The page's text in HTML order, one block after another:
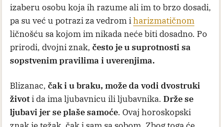
izaberu osobu koja ih razume ali im to brzo dosadi,
pa su već u potrazi za vedrom iharizmatičnom
ličnošću sa kojom im nikada neće biti dosadno. Po
prirodi, dvojni znak, često je u suprotnosti sa
sopstvenim pravilima i uverenjima.
Blizanac, čak i u braku, može da vodi dvostruki
životi da ima ljubavnicu ili ljubavnika. Drže se
ljubavi jer se plaše samoće. Ovaj horoskopski